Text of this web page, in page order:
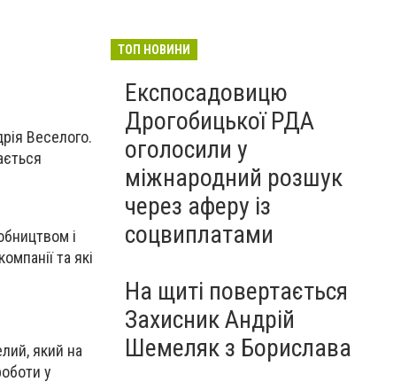
Веселого.
і
та які
який на
у
ТОП НОВИНИ
Експосадовицю
Дрогобицької РДА
оголосили у
міжнародний розшук
через аферу із
соцвиплатами
На щиті повертається
Захисник Андрій
Шемеляк з Борислава